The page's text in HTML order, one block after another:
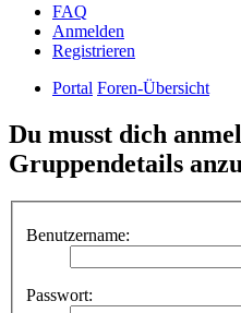
FAQ
Anmelden
Registrieren
Portal Foren-Übersicht
Du musst dich
Gruppendetails
Benutzername:
Passwort: